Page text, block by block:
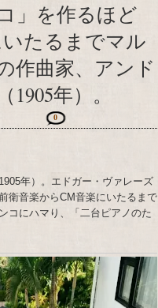
」を作るほど
たるまでマル
作曲家、アンド
年）。
0
年）。エドガー・ヴァレーズ
衛音楽からCM音楽にいたるまで
コにハマり、「二台ピアノのた